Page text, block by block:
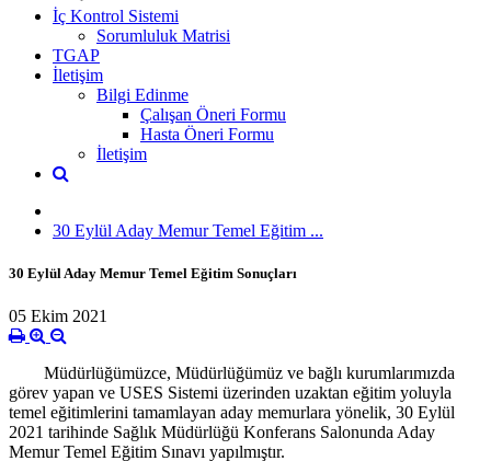
İç Kontrol Sistemi
Sorumluluk Matrisi
TGAP
İletişim
Bilgi Edinme
Çalışan Öneri Formu
Hasta Öneri Formu
İletişim
30 Eylül Aday Memur Temel Eğitim ...
30 Eylül Aday Memur Temel Eğitim Sonuçları
05 Ekim 2021
Müdürlüğümüzce, Müdürlüğümüz ve bağlı kurumlarımızda
görev yapan ve USES Sistemi üzerinden uzaktan eğitim yoluyla
temel eğitimlerini tamamlayan aday memurlara yönelik, 30 Eylül
2021 tarihinde Sağlık Müdürlüğü Konferans Salonunda Aday
Memur Temel Eğitim Sınavı yapılmıştır.